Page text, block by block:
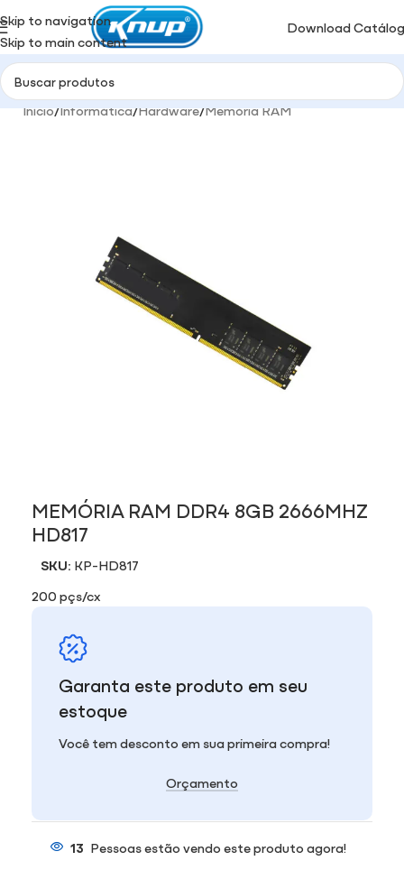
Skip to navigation
Skip to main content
Download
Início/Informática/Hardware/Memória RAM
MEMÓRIA RAM DDR4 8GB 2666MHZ
HD817
SKU: KP-HD817
200 pçs/cx
Garanta este produto em seu
estoque
Você tem desconto em sua primeira compra!
Orçamento
13 Pessoas estão vendo este produto agora!